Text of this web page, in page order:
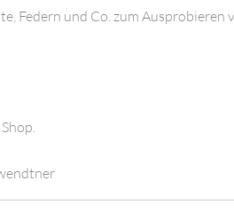
Federn und Co. zum Ausprobieren